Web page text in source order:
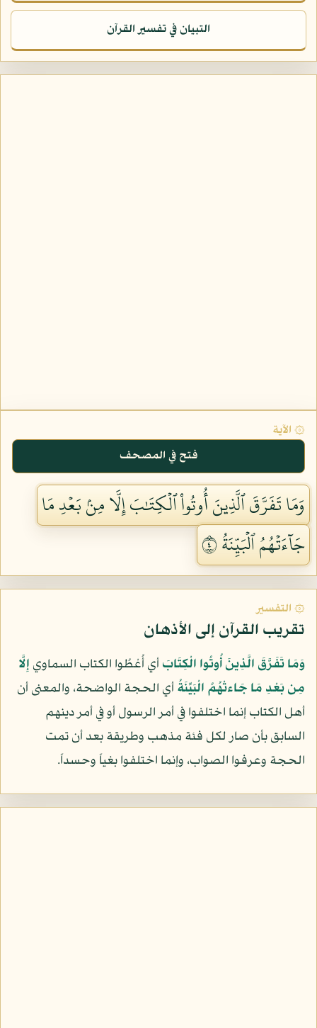
التبيان في تفسير القرآن
۞ الآية
فتح في المصحف
وَمَا تَفَرَّقَ ٱلَّذِينَ أُوتُواْ ٱلۡكِتَٰبَ إِلَّا مِنۢ بَعۡدِ مَا
جَآءَتۡهُمُ ٱلۡبَيِّنَةُ ٤
۞ التفسير
تقريب القرآن إلى الأذهان
وَمَا تَفَرَّقَ الَّذِينَ أُوتُوا الْكِتَابَأي أُعْطُوا الكتاب السماوي إِلَّا
مِن بَعْدِ مَا جَاءتْهُمُ الْبَيِّنَةُأي الحجة الواضحة، والمعنى أن
أهل الكتاب إنما اختلفوا في أمر الرسول أو في أمر دينهم
السابق بأن صار لكل فئة مذهب وطريقة بعد أن تمت
الحجة وعرفوا الصواب، وإنما اختلفوا بغياً وحسداً.